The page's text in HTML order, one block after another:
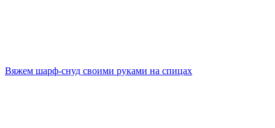
Вяжем шарф-снуд своими руками на спицах